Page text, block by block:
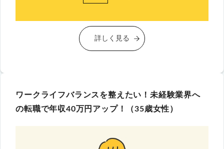
詳しく見る
ワークライフバランスを整えたい！未経験業界へ
の転職で年収40万円アップ！（35歳女性）